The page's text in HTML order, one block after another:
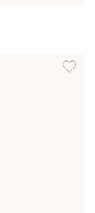
Lägg